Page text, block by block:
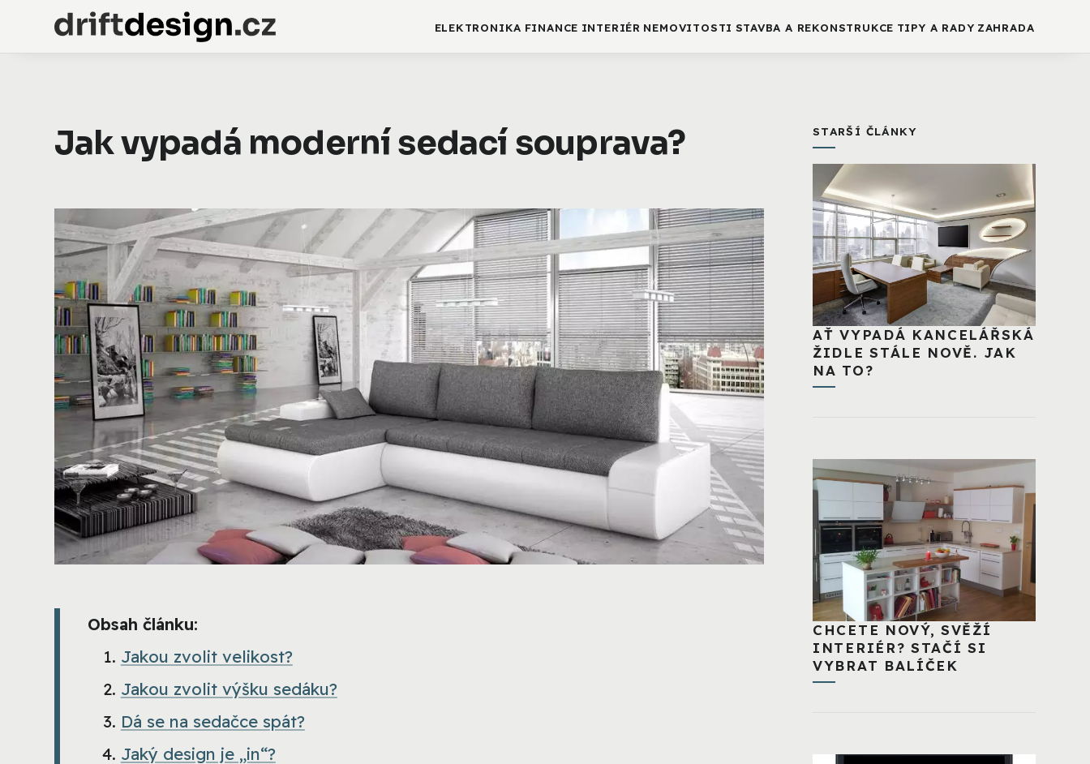
ELEKTRONIKA FINANCE INTERIÉR NEMOVITOSTI STAVBA A REKONSTRUKCE TIPY A RADY ZAHRADA
Jak vypadá moderní sedací souprava?
Obsah článku:
Jakou zvolit velikost?
Jakou zvolit výšku sedáku?
Dá se na sedačce spát?
Jaký design je „in“?
STARŠÍ ČLÁNKY
AŤ VYPADÁ KANCELÁŘSKÁ
ŽIDLE STÁLE NOVĚ. JAK
NA TO?
CHCETE NOVÝ, SVĚŽÍ
INTERIÉR? STAČÍ SI
VYBRAT BALÍČEK